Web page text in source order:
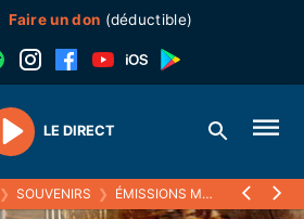
Faire un don (déductible)
Play
LE DIRECT
❯ SOUVENIRS ❯ ÉMISSIONS MUSICALES (SOUVENIRS)